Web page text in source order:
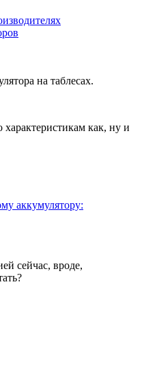
на таблесах.
как, ну и
аккумулятору:
сейчас, вроде,